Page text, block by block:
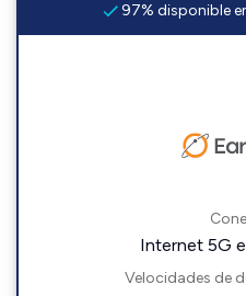
97% disponible
Internet 5G
Velocidades de